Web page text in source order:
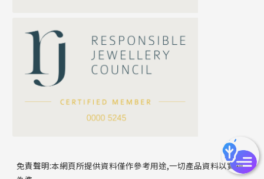
聯絡電話
免責聲明:本網頁所提供資料僅作參考用途,一切產品資料以實物